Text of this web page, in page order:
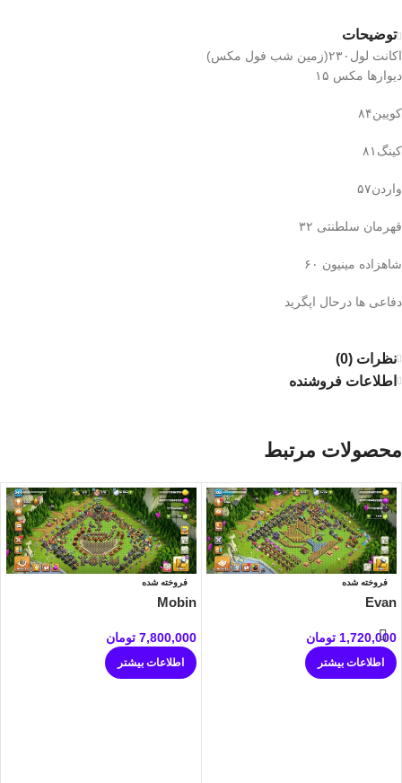
توضیحات
اکانت لول۲۳۰(زمین شب فول مکس)
دیوارها مکس ۱۵
کویین۸۴
کینگ۸۱
واردن۵۷
قهرمان سلطنتی ۳۲
شاهزاده مینیون ۶۰
دفاعی ها درحال اپگرید
نظرات (0)
اطلاعات فروشنده
محصولات مرتبط
فروخته شده
Evan
1,720,000 تومان
اطلاعات بیشتر
فروخته شده
Mobin
7,800,000 تومان
اطلاعات بیشتر